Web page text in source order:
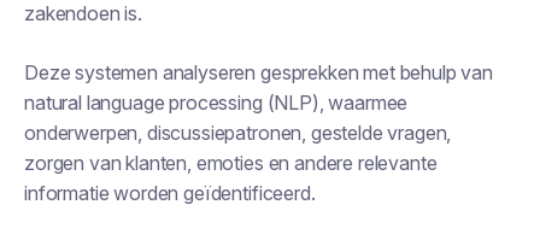
zakendoen is.
Deze systemen analyseren gesprekken met behulp van
natural language processing (NLP), waarmee
onderwerpen, discussiepatronen, gestelde vragen,
zorgen van klanten, emoties en andere relevante
informatie worden geïdentificeerd.